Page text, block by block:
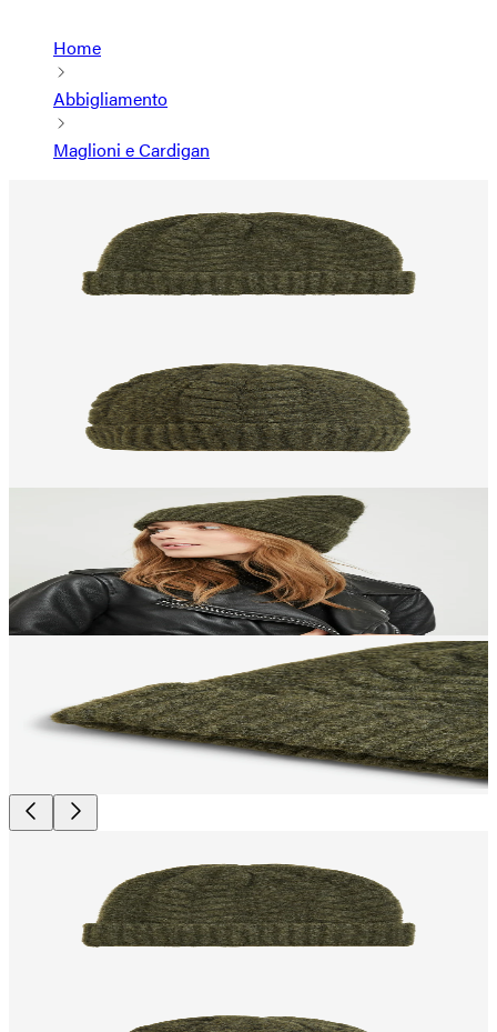
Home
Abbigliamento
Maglioni e Cardigan